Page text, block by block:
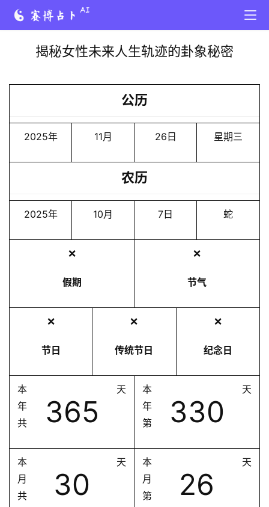
揭秘女性未来人生轨迹的卦象秘密
公历
2025年 11月 26日 星期三
农历
2025年 10月 7日 蛇
❌
假期
❌
节气
❌
节日
❌
传统节日
❌
纪念日
本
年
共
365
天
本
年
第
330
天
本
月
共
30
天
本
月
第
26
天